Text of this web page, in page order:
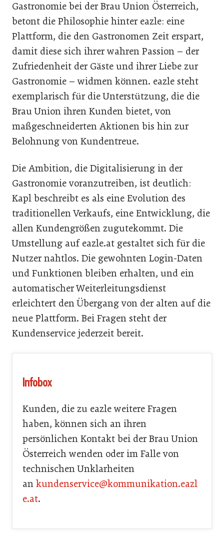
Gastronomie bei der Brau Union Österreich,
betont die Philosophie hinter eazle: eine
Plattform, die den Gastronomen Zeit erspart,
damit diese sich ihrer wahren Passion – der
Zufriedenheit der Gäste und ihrer Liebe zur
Gastronomie – widmen können. eazle steht
exemplarisch für die Unterstützung, die die
Brau Union ihren Kunden bietet, von
maßgeschneiderten Aktionen bis hin zur
Belohnung von Kundentreue.
Die Ambition, die Digitalisierung in der
Gastronomie voranzutreiben, ist deutlich:
Kapl beschreibt es als eine Evolution des
traditionellen Verkaufs, eine Entwicklung, die
allen Kundengrößen zugutekommt. Die
Umstellung auf eazle.at gestaltet sich für die
Nutzer nahtlos. Die gewohnten Login-Daten
und Funktionen bleiben erhalten, und ein
automatischer Weiterleitungsdienst
erleichtert den Übergang von der alten auf die
neue Plattform. Bei Fragen steht der
Kundenservice jederzeit bereit.
Infobox
Kunden, die zu eazle weitere Fragen
haben, können sich an ihren
persönlichen Kontakt bei der Brau Union
Österreich wenden oder im Falle von
technischen Unklarheiten
an kundenservice@kommunikation.eazl
e.at.